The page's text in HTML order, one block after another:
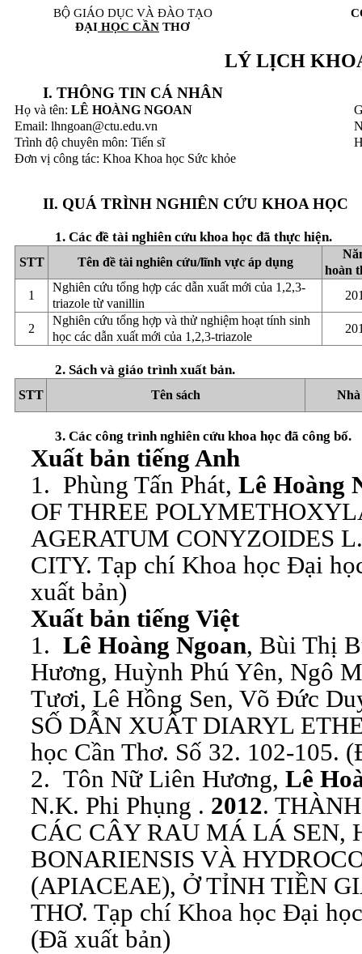
BỘ GIÁO DỤC VÀ ĐÀO TẠO
ĐẠI HỌC CẦN THƠ
LÝ LỊCH
I. THÔNG TIN CÁ NHÂN
Họ và tên: LÊ HOÀNG NGOAN
Email: lhngoan@ctu.edu.vn
Trình độ chuyên môn: Tiến sĩ
Đơn vị công tác: Khoa Khoa học Sức khỏe
II. QUÁ TRÌNH NGHIÊN CỨU KHOA HỌC
1. Các đề tài nghiên cứu khoa học đã thực hiện.
STT Tên đề tài nghiên cứu/lĩnh vực áp dụng
hoàn
1
Nghiên cứu tổng hợp các dẫn xuất mới của 1,2,3-
triazole từ vanillin
2
Nghiên cứu tổng hợp và thử nghiệm hoạt tính sinh
học các dẫn xuất mới của 1,2,3-triazole
2. Sách và giáo trình xuất bản.
STT Tên sách
3. Các công trình nghiên cứu khoa học đã công bố.
Xuất bản tiếng Anh
1. Phùng Tấn Phát, Lê Hoàng
OF THREE
AGERATUM CONYZOIDES
CITY. Tạp chí Khoa học Đại
xuất bản)
Xuất bản tiếng Việt
1. Lê Hoàng Ngoan, Bùi Thị
Hương, Huỳnh Phú Yên, Ngô
Tươi, Lê Hồng Sen, Võ Đức
SỐ DẪN XUẤT DIARYL
học Cần Thơ. Số 32. 102-105.
2. Tôn Nữ Liên Hương, Lê
N.K. Phi Phụng . 2012.
CÁC CÂY RAU MÁ LÁ SEN,
BONARIENSIS VÀ
(APIACEAE), Ở TỈNH TIỀN
THƠ. Tạp chí Khoa học Đại
(Đã xuất bản)